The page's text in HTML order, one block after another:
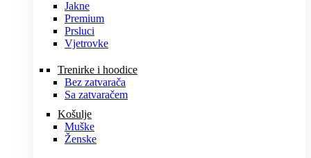
Jakne
Premium
Prsluci
Vjetrovke
Trenirke i hoodice
Bez zatvarača
Sa zatvaračem
Košulje
Muške
Ženske